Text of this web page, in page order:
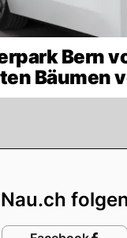
Bern
Bäumen
Nau.ch folgen